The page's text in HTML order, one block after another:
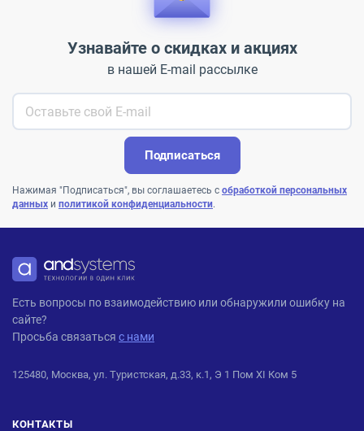
Узнавайте о скидках и акциях
в нашей E-mail рассылке
Подписаться
Нажимая "Подписаться", вы соглашаетесь с обработкой персональных
данных и политикой конфиденциальности.
ANDPRO
Есть вопросы по взаимодействию или обнаружили ошибку на
сайте?
Просьба связаться с нами
125480, Москва, ул. Туристская, д.33, к.1, Э 1 Пом XI Ком 5
КОНТАКТЫ